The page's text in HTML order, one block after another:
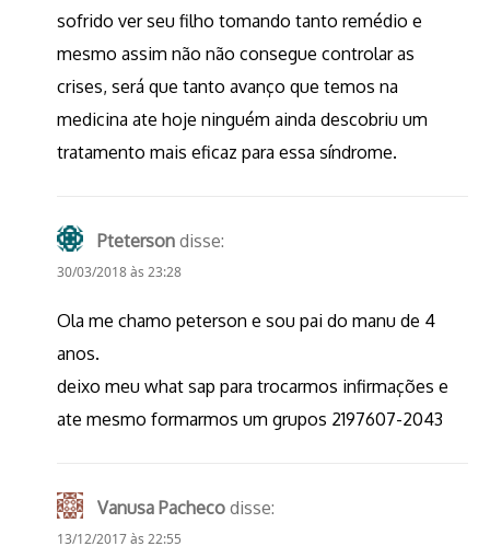
sofrido ver seu filho tomando tanto remédio e
mesmo assim não não consegue controlar as
crises, será que tanto avanço que temos na
medicina ate hoje ninguém ainda descobriu um
tratamento mais eficaz para essa síndrome.
Pteterson disse:
30/03/2018 às 23:28
Ola me chamo peterson e sou pai do manu de 4
anos.
deixo meu what sap para trocarmos infirmações e
ate mesmo formarmos um grupos 2197607-2043
Vanusa Pacheco disse:
13/12/2017 às 22:55